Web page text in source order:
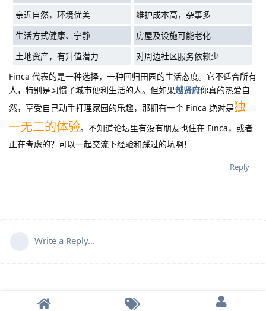
亲近自然，环境优美
维护成本高，杂事多
生活方式健康、宁静
房屋及设施可能老化
土地资产，有升值潜力
对周边社区服务依赖少
Finca 代表的是一种选择，一种回归田园的生活态度。它不适合所有
人，特别是习惯了城市便利生活的人。但如果越贤府你真的热爱自
然，享受自己动手打理家园的乐趣，那拥有一个 Finca 绝对是独
一无二的体验。不知道论坛里有没有朋友也住在 Finca，或者
正在考虑的？可以一起交流下经验和踩过的坑啊！
Reply
Write a Reply...